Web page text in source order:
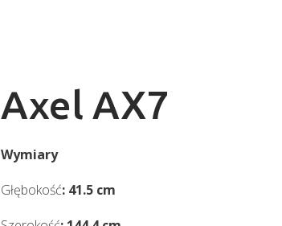
Axel AX7
Wymiary
Głębokość: 41.5 cm